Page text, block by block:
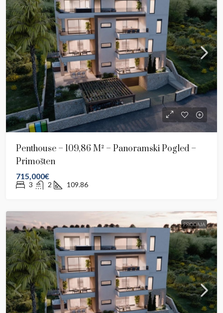
Penthouse – 109,86 M² – Panoramski Pogled –
Primošten
715,000€
3 2 109.86
PRODAJA